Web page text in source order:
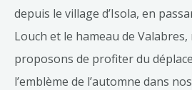
depuis le village d’Isola, en
Louch et le hameau de
proposons de profiter du
l’emblème de l’automne dans